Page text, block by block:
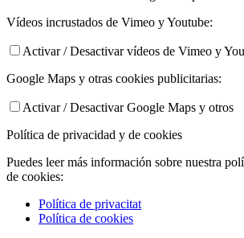
Vídeos incrustados de Vimeo y Youtube:
Activar / Desactivar vídeos de Vimeo y
Google Maps y otras cookies publicitarias:
Activar / Desactivar Google Maps y otros
Política de privacidad y de cookies
Puedes leer más información sobre nuestra
de cookies:
Política de privacitat
Política de cookies